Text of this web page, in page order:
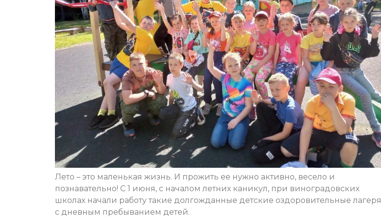
Лето – это маленькая жизнь. И прожить ее нужно активно, весело и
познавательно! С 1 июня, с началом летних каникул, при виноградовских
школах начали работу такие долгожданные детские оздоровительные лагеря
с дневным пребыванием детей.